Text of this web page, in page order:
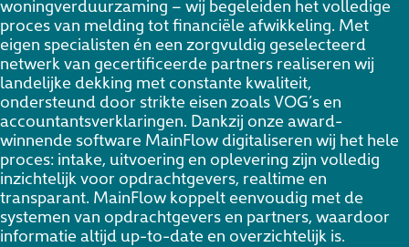
woningverduurzaming – wij begeleiden het volledige
proces van melding tot financiële afwikkeling. Met
eigen specialisten én een zorgvuldig geselecteerd
netwerk van gecertificeerde partners realiseren wij
landelijke dekking met constante kwaliteit,
ondersteund door strikte eisen zoals VOG’s en
accountantsverklaringen. Dankzij onze award-
winnende software MainFlow digitaliseren wij het hele
proces: intake, uitvoering en oplevering zijn volledig
inzichtelijk voor opdrachtgevers, realtime en
transparant. MainFlow koppelt eenvoudig met de
systemen van opdrachtgevers en partners, waardoor
informatie altijd up-to-date en overzichtelijk is.